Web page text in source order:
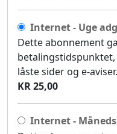
Internet - Uge
Dette abonnement
låste sider og e-aviser.
KR 25,00
Internet -